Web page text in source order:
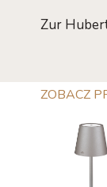
Zur
ZOBACZ